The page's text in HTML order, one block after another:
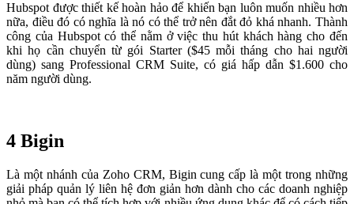
Hubspot được thiết kế hoàn hảo để khiến bạn luôn muốn nhiều hơn
nữa, điều đó có nghĩa là nó có thể trở nên đắt đỏ khá nhanh. Thành
công của Hubspot có thể nằm ở việc thu hút khách hàng cho đến
khi họ cần chuyển từ gói Starter ($45 mỗi tháng cho hai người
dùng) sang Professional CRM Suite, có giá hấp dẫn $1.600 cho
năm người dùng.
4 Bigin
Là một nhánh của Zoho CRM, Bigin cung cấp là một trong những
giải pháp quản lý liên hệ đơn giản hơn dành cho các doanh nghiệp